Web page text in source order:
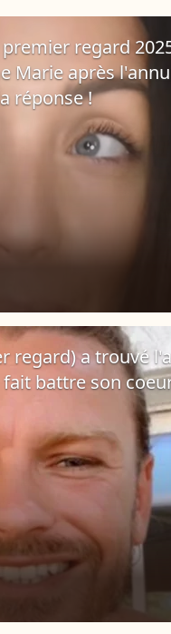
regard
Marie après
réponse !
regard) a trouvé
battre son